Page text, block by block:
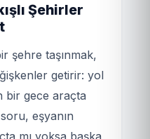
Şehirler
şehre taşınmak,
getirir: yol
bir gece araçta
eşyanın